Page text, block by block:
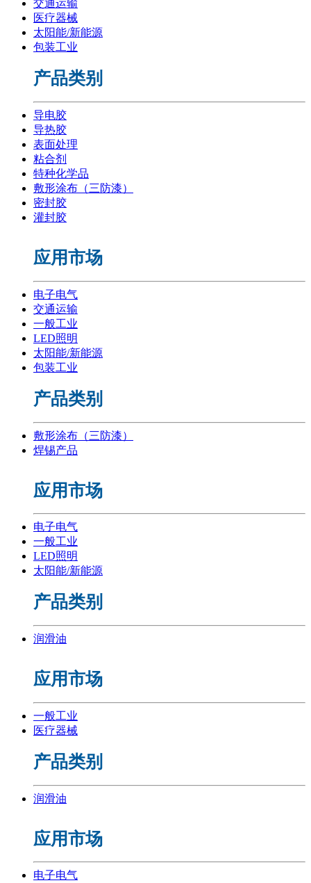
交通运输
医疗器械
太阳能/新能源
包装工业
产品类别
导电胶
导热胶
表面处理
粘合剂
特种化学品
敷形涂布（三防漆）
密封胶
灌封胶
应用市场
电子电气
交通运输
一般工业
LED照明
太阳能/新能源
包装工业
产品类别
敷形涂布（三防漆）
焊锡产品
应用市场
电子电气
一般工业
LED照明
太阳能/新能源
产品类别
润滑油
应用市场
一般工业
医疗器械
产品类别
润滑油
应用市场
电子电气